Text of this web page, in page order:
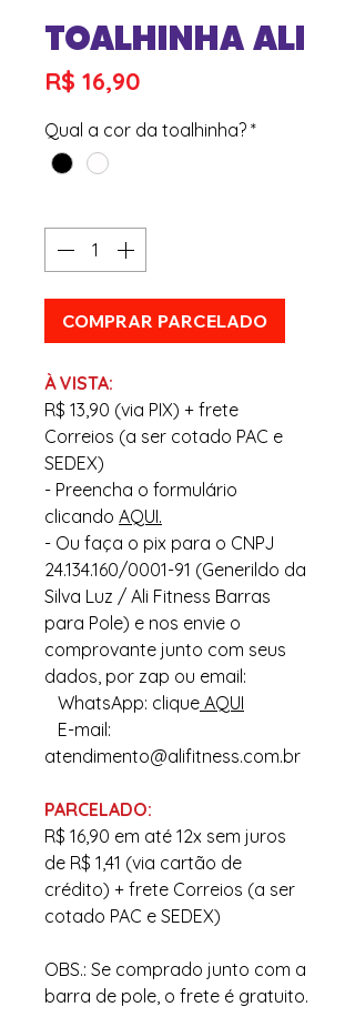
TOALHINHA ALI
R$ 16,90
Qual a cor da toalhinha? *
COMPRAR PARCELADO
À VISTA:
R$ 13,90 (via PIX) + frete
Correios (a ser cotado PAC e
SEDEX)
- Preencha o formulário
clicando AQUI.
- Ou faça o pix para o CNPJ
24.134.160/0001-91 (Generildo da
Silva Luz / Ali Fitness Barras
para Pole) e nos envie o
comprovante junto com seus
dados, por zap ou email:
WhatsApp: clique AQUI
E-mail:
atendimento@alifitness.com.br
PARCELADO:
R$ 16,90 em até 12x sem juros
de R$ 1,41 (via cartão de
crédito) + frete Correios (a ser
cotado PAC e SEDEX)
OBS.: Se comprado junto com a
barra de pole, o frete é gratuito.